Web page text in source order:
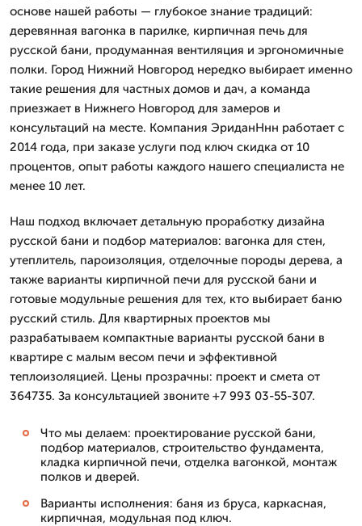
основе нашей работы — глубокое знание традиций:
деревянная вагонка в парилке, кирпичная печь для
русской бани, продуманная вентиляция и эргономичные
полки. Город Нижний Новгород нередко выбирает именно
такие решения для частных домов и дач, а команда
приезжает в Нижнего Новгород для замеров и
консультаций на месте. Компания ЭриданНнн работает с
2014 года, при заказе услуги под ключ скидка от 10
процентов, опыт работы каждого нашего специалиста не
менее 10 лет.
Наш подход включает детальную проработку дизайна
русской бани и подбор материалов: вагонка для стен,
утеплитель, пароизоляция, отделочные породы дерева, а
также варианты кирпичной печи для русской бани и
готовые модульные решения для тех, кто выбирает баню
русский стиль. Для квартирных проектов мы
разрабатываем компактные варианты русской бани в
квартире с малым весом печи и эффективной
теплоизоляцией. Цены прозрачны: проект и смета от
364735. За консультацией звоните +7 993 03-55-307.
Что мы делаем: проектирование русской бани,
подбор материалов, строительство фундамента,
кладка кирпичной печи, отделка вагонкой, монтаж
полков и дверей.
Варианты исполнения: баня из бруса, каркасная,
кирпичная, модульная под ключ.